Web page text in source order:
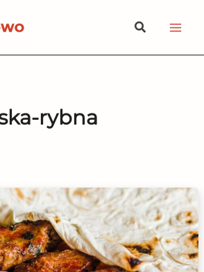
Szukaj
rybna